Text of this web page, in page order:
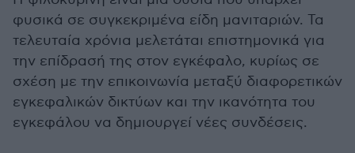
φυσικά σε συγκεκριμένα είδη μανιταριών. Τα
τελευταία χρόνια μελετάται επιστημονικά για
την επίδρασή της στον εγκέφαλο, κυρίως σε
σχέση με την επικοινωνία μεταξύ διαφορετικών
εγκεφαλικών δικτύων και την ικανότητα του
εγκεφάλου να δημιουργεί νέες συνδέσεις.